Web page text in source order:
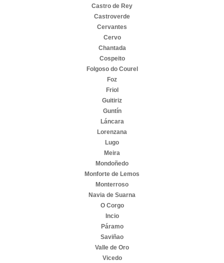
Castro de Rey
Castroverde
Cervantes
Cervo
Chantada
Cospeito
Folgoso do Courel
Foz
Friol
Guitiriz
Guntín
Láncara
Lorenzana
Lugo
Meira
Mondoñedo
Monforte de Lemos
Monterroso
Navia de Suarna
O Corgo
Incio
Páramo
Saviñao
Valle de Oro
Vicedo